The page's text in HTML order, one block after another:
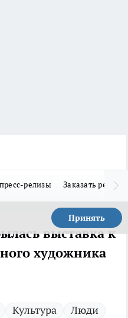
релизы Заказать
Принять
выставка к
художника
Культура
Люди